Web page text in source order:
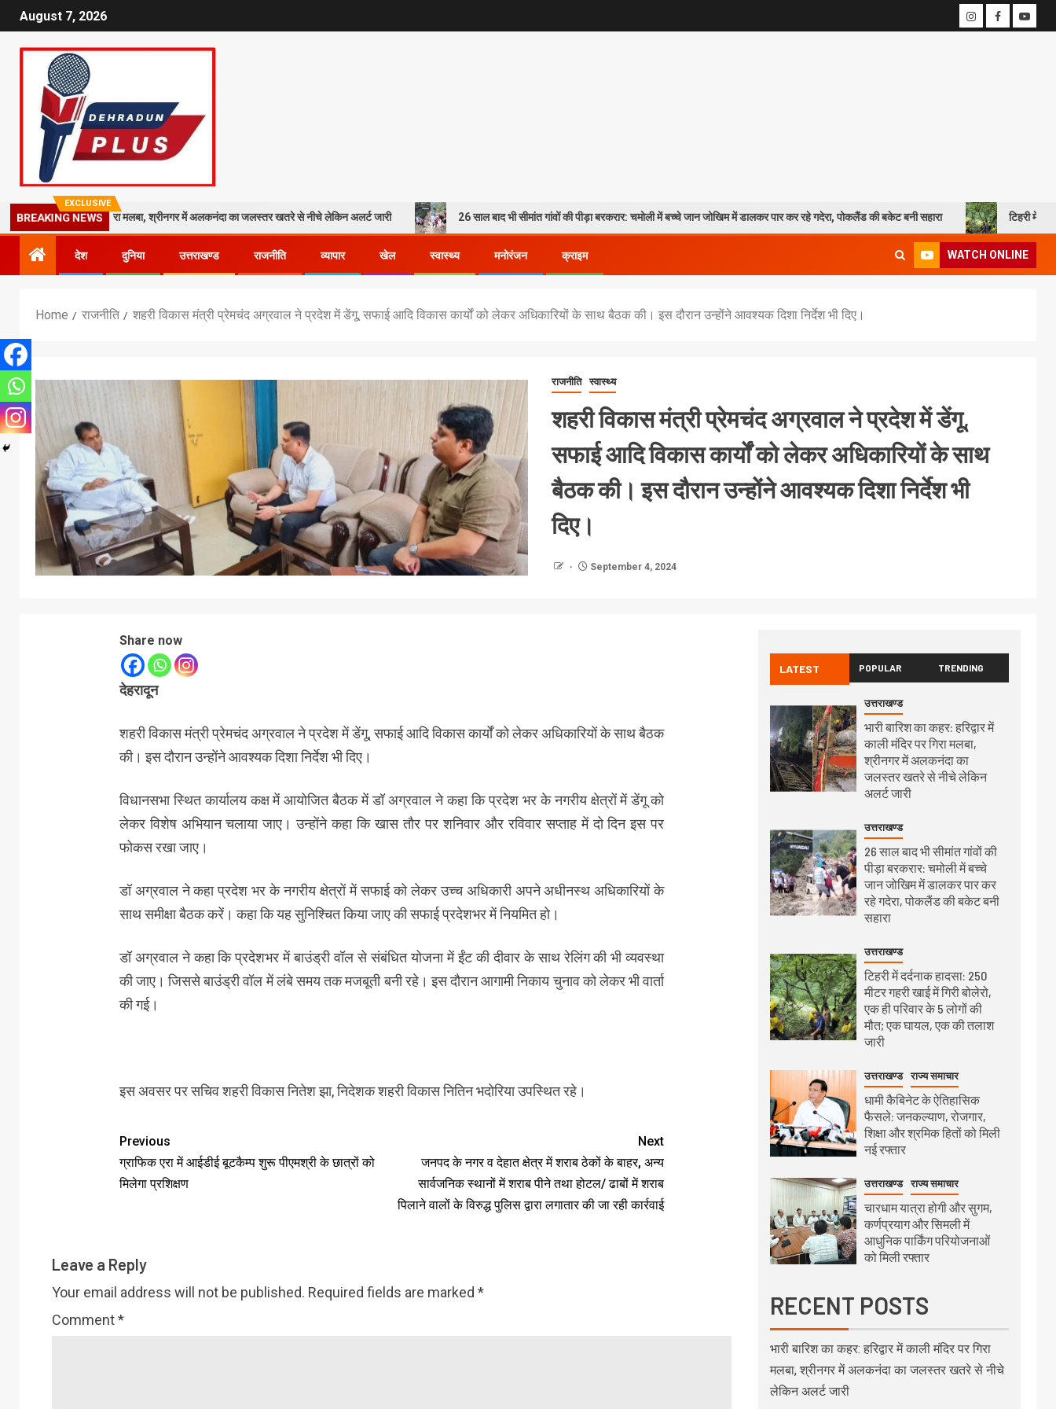
August 7, 2026
EXCLUSIVE
BREAKING NEWS
मंदिर पर गिरा मलबा, श्रीनगर में अलकनंदा का जलस्तर खतरे से नीचे लेकिन अलर्ट जारी 26 साल बाद भी सीमांत गांवों की पीड़ा बरकरार: चमोली में बच्चे जान जोखिम में डालकर पार कर रहे गदेरा, पोकलैंड की बकेट बनी सहारा टिहरी में दर्दनाक हादसा:
देश दुनिया उत्तराखण्ड राजनीति व्यापार खेल स्वास्थ्य मनोरंजन क्राइम WATCH ONLINE
Home राजनीति शहरी विकास मंत्री प्रेमचंद अग्रवाल ने प्रदेश में डेंगू, सफाई आदि विकास कार्यों को लेकर अधिकारियों के साथ बैठक की। इस दौरान उन्होंने आवश्यक दिशा निर्देश भी दिए।
राजनीति स्वास्थ्य
शहरी विकास मंत्री प्रेमचंद अग्रवाल ने प्रदेश में डेंगू,
सफाई आदि विकास कार्यों को लेकर अधिकारियों के साथ
बैठक की। इस दौरान उन्होंने आवश्यक दिशा निर्देश भी
दिए।
September 4, 2024
Share now
देहरादून
शहरी विकास मंत्री प्रेमचंद अग्रवाल ने प्रदेश में डेंगू, सफाई आदि विकास कार्यों को लेकर अधिकारियों के साथ बैठक
की। इस दौरान उन्होंने आवश्यक दिशा निर्देश भी दिए।
विधानसभा स्थित कार्यालय कक्ष में आयोजित बैठक में डॉ अग्रवाल ने कहा कि प्रदेश भर के नगरीय क्षेत्रों में डेंगू को
लेकर विशेष अभियान चलाया जाए। उन्होंने कहा कि खास तौर पर शनिवार और रविवार सप्ताह में दो दिन इस पर
फोकस रखा जाए।
डॉ अग्रवाल ने कहा प्रदेश भर के नगरीय क्षेत्रों में सफाई को लेकर उच्च अधिकारी अपने अधीनस्थ अधिकारियों के
साथ समीक्षा बैठक करें। कहा कि यह सुनिश्चित किया जाए की सफाई प्रदेशभर में नियमित हो।
डॉ अग्रवाल ने कहा कि प्रदेशभर में बाउंड्री वॉल से संबंधित योजना में ईंट की दीवार के साथ रेलिंग की भी व्यवस्था
की जाए। जिससे बाउंड्री वॉल में लंबे समय तक मजबूती बनी रहे। इस दौरान आगामी निकाय चुनाव को लेकर भी वार्ता
की गई।
इस अवसर पर सचिव शहरी विकास नितेश झा, निदेशक शहरी विकास नितिन भदोरिया उपस्थित रहे।
Previous
ग्राफिक एरा में आईडीई बूटकैम्प शुरू पीएमश्री के छात्रों को
मिलेगा प्रशिक्षण
Next
जनपद के नगर व देहात क्षेत्र में शराब ठेकों के बाहर, अन्य
सार्वजनिक स्थानों में शराब पीने तथा होटल/ ढाबों में शराब
पिलाने वालों के विरुद्ध पुलिस द्वारा लगातार की जा रही कार्रवाई
Leave a Reply
Your email address will not be published. Required fields are marked *
Comment*
LATEST POPULAR TRENDING
उत्तराखण्ड
भारी बारिश का कहर: हरिद्वार में
काली मंदिर पर गिरा मलबा,
श्रीनगर में अलकनंदा का
जलस्तर खतरे से नीचे लेकिन
अलर्ट जारी
उत्तराखण्ड
26 साल बाद भी सीमांत गांवों की
पीड़ा बरकरार: चमोली में बच्चे
जान जोखिम में डालकर पार कर
रहे गदेरा, पोकलैंड की बकेट बनी
सहारा
उत्तराखण्ड
टिहरी में दर्दनाक हादसा: 250
मीटर गहरी खाई में गिरी बोलेरो,
एक ही परिवार के 5 लोगों की
मौत; एक घायल, एक की तलाश
जारी
उत्तराखण्ड राज्य समाचार
धामी कैबिनेट के ऐतिहासिक
फैसले: जनकल्याण, रोजगार,
शिक्षा और श्रमिक हितों को मिली
नई रफ्तार
उत्तराखण्ड राज्य समाचार
चारधाम यात्रा होगी और सुगम,
कर्णप्रयाग और सिमली में
आधुनिक पार्किंग परियोजनाओं
को मिली रफ्तार
RECENT POSTS
भारी बारिश का कहर: हरिद्वार में काली मंदिर पर गिरा
मलबा, श्रीनगर में अलकनंदा का जलस्तर खतरे से नीचे
लेकिन अलर्ट जारी